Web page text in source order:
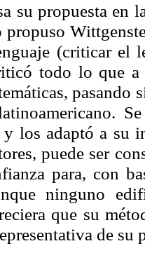
su propuesta en
(criticar el
todo lo que a
pasando
los adaptó a su
puede ser
para, con
ninguno
que su
de su